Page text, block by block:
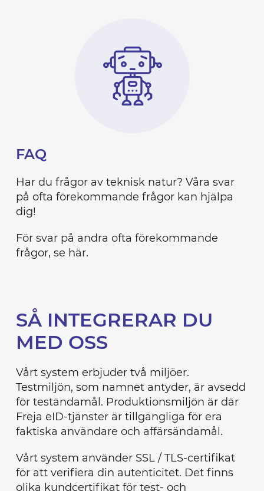
FAQ
Har du frågor av teknisk natur? Våra svar
på ofta förekommande frågor kan hjälpa
dig!
För svar på andra ofta förekommande
frågor, se här.
SÅ INTEGRERAR DU
MED OSS
Vårt system erbjuder två miljöer.
Testmiljön, som namnet antyder, är avsedd
för teständamål. Produktionsmiljön är där
Freja eID-tjänster är tillgängliga för era
faktiska användare och affärsändamål.
Vårt system använder SSL / TLS-certifikat
för att verifiera din autenticitet. Det finns
olika kundcertifikat för test- och